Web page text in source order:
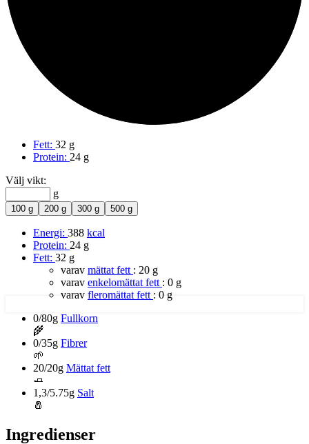
Fett: 32 g
Protein: 24 g
Välj vikt:
g
100 g 200 g 300 g 500 g
Energi: 388 kcal
Protein: 24 g
Fett: 32 g
varav mättat fett : 20 g
varav enkelomättat fett : 0 g
varav fleromättat fett : 0 g
0/80g Fullkorn
🌾
0/35g Fibrer
🌱
20/20g Mättat fett
🧈
1,3/5.75g Salt
🧂
Ingredienser